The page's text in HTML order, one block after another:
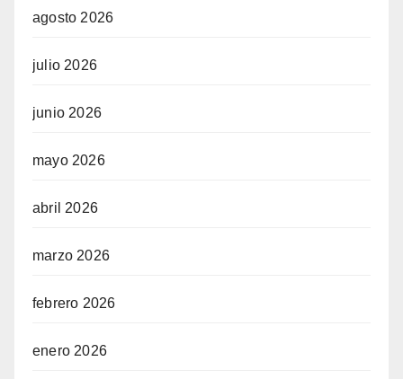
agosto 2026
julio 2026
junio 2026
mayo 2026
abril 2026
marzo 2026
febrero 2026
enero 2026